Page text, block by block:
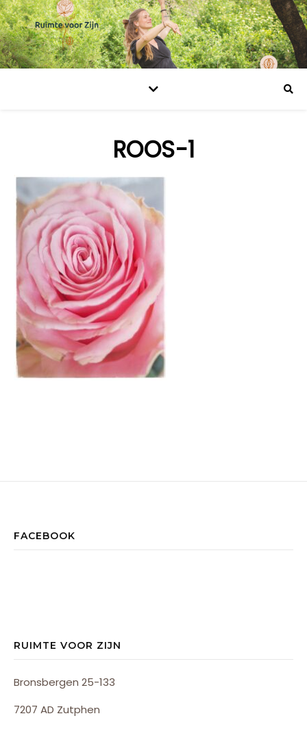
ROOS-1
FACEBOOK
RUIMTE VOOR ZIJN
Bronsbergen 25-133
7207 AD Zutphen